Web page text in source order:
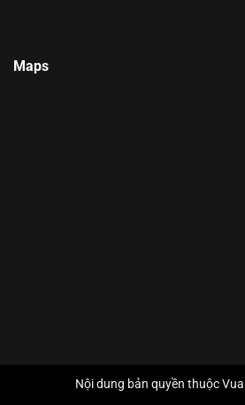
Maps
Nội dung bản quyền thuộc